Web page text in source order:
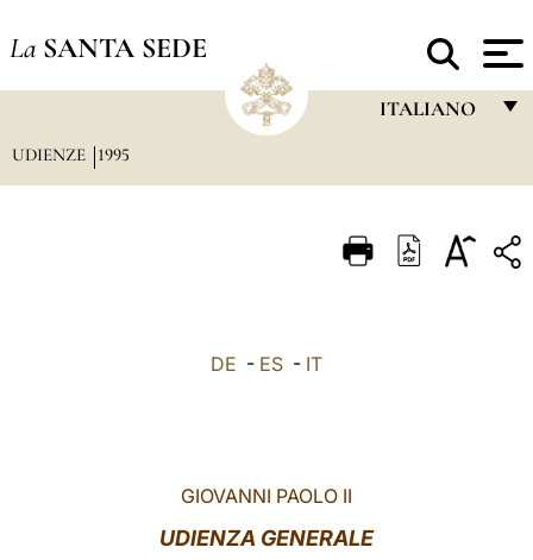
La SANTA SEDE
ITALIANO
ITALIANO
UDIENZE 1995
DE - ES - IT
GIOVANNI PAOLO II
UDIENZA GENERALE